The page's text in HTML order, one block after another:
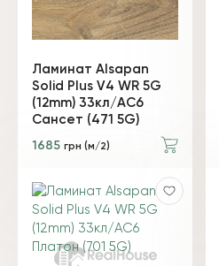
Ламинат Alsapan
Solid Plus V4 WR 5G
(12mm) 33кл/АС6
Сансет (471 5G)
1685 грн (м/2)